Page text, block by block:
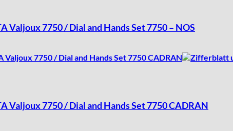
Valjoux 7750 / Dial and Hands Set 7750 – NOS
Valjoux 7750 / Dial and Hands Set 7750 CADRAN